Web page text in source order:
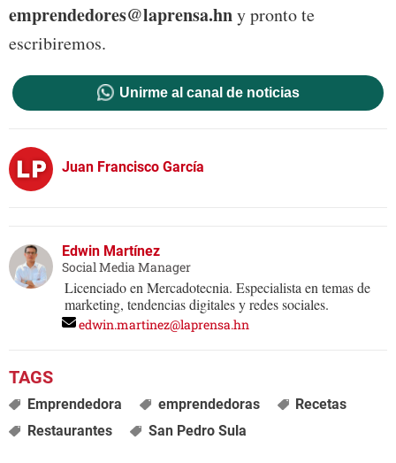
emprendedores@laprensa.hny pronto te
escribiremos.
Unirme al canal de noticias
Juan Francisco García
Edwin Martínez
Social Media Manager
Licenciado en Mercadotecnia. Especialista en temas de
marketing, tendencias digitales y redes sociales.
edwin.martinez@laprensa.hn
Emprendedora emprendedoras
Recetas
Restaurantes
San Pedro Sula